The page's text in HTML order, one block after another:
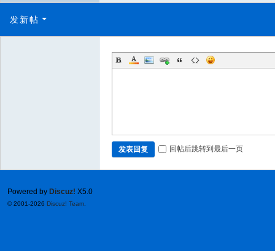
发新帖
发表回复 回帖后跳转到最后一页
Powered by Discuz! X5.0
© 2001-2026 Discuz! Team